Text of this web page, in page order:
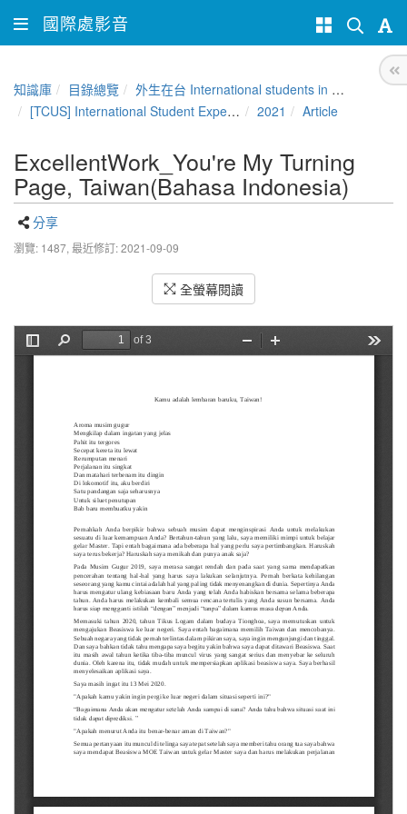
國際處影音
知識庫 目錄總覽
外生在台 International students in Taiwan
[TCUS] International Student Experience Sharing Contest
2021 Article
ExcellentWork_You're My Turning
Page, Taiwan(Bahasa Indonesia)
分享
瀏覽: 1487, 最近修訂: 2021-09-09
全螢幕閱讀